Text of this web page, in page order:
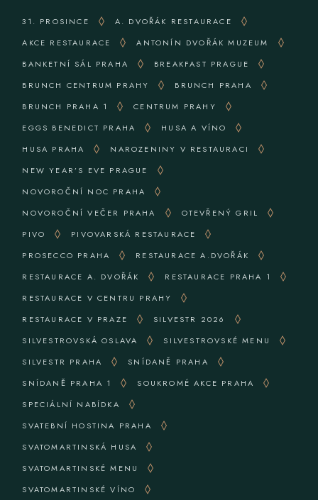
31. PROSINCE
A. DVOŘÁK RESTAURACE
AKCE RESTAURACE
ANTONÍN DVOŘÁK MUZEUM
BANKETNÍ SÁL PRAHA
BREAKFAST PRAGUE
BRUNCH CENTRUM PRAHY
BRUNCH PRAHA
BRUNCH PRAHA 1
CENTRUM PRAHY
EGGS BENEDICT PRAHA
HUSA A VÍNO
HUSA PRAHA
NAROZENINY V RESTAURACI
NEW YEAR’S EVE PRAGUE
NOVOROČNÍ NOC PRAHA
NOVOROČNÍ VEČER PRAHA
OTEVŘENÝ GRIL
PIVO
PIVOVARSKÁ RESTAURACE
PROSECCO PRAHA
RESTAURACE A.DVOŘÁK
RESTAURACE A. DVOŘÁK
RESTAURACE PRAHA 1
RESTAURACE V CENTRU PRAHY
RESTAURACE V PRAZE
SILVESTR 2026
SILVESTROVSKÁ OSLAVA
SILVESTROVSKÉ MENU
SILVESTR PRAHA
SNÍDANĚ PRAHA
SNÍDANĚ PRAHA 1
SOUKROMÉ AKCE PRAHA
SPECIÁLNÍ NABÍDKA
SVATEBNÍ HOSTINA PRAHA
SVATOMARTINSKÁ HUSA
SVATOMARTINSKÉ MENU
SVATOMARTINSKÉ VÍNO